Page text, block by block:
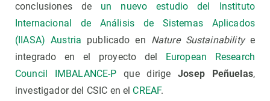
conclusiones de un nuevo estudio del Instituto
Internacional de Análisis de Sistemas Aplicados
(IIASA) Austria publicado en Nature Sustainabilitye
integrado en el proyecto del
European Research
Council IMBALANCE-P que dirigeJosep Peñuelas,
investigador del CSIC en el CREAF.